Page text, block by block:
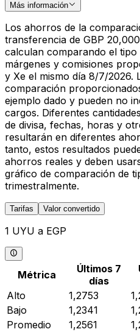
Más información
Los ahorros de la
transferencia de GBP
calculan comparando el
márgenes y comisiones
y Xe el mismo día 8/7/2026.
comparación
ejemplo dado y pueden no
cargos. Diferentes
de divisa, fechas, horas y
resultarán en diferentes
tanto, estos resultados
ahorros reales y deben
gráfico de comparación de
trimestralmente.
Tarifas Valor convertido
1 UYU a EGP
Métrica
Últimos 7
días
Alto
1,2753
Bajo
1,2341
Promedio
1,2561